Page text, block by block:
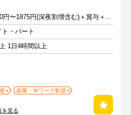
時給1300円〜1875円(深夜割増含む)＋賞与＋通勤手当
・パート
1日4時間以上
副業・Ｗワーク歓迎
を見る